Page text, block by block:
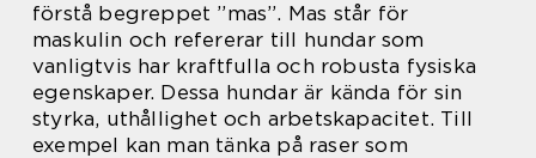
förstå begreppet ”mas”. Mas står för
maskulin och refererar till hundar som
vanligtvis har kraftfulla och robusta fysiska
egenskaper. Dessa hundar är kända för sin
styrka, uthållighet och arbetskapacitet. Till
exempel kan man tänka på raser som